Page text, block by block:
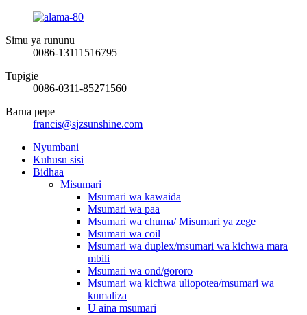
Simu ya rununu
0086-13111516795
Tupigie
0086-0311-85271560
Barua pepe
francis@sjzsunshine.com
Nyumbani
Kuhusu sisi
Bidhaa
Misumari
Msumari wa kawaida
Msumari wa paa
Msumari wa chuma/ Misumari ya zege
Msumari wa coil
Msumari wa duplex/msumari wa kichwa mara
mbili
Msumari wa ond/gororo
Msumari wa kichwa uliopotea/msumari wa
kumaliza
U aina msumari